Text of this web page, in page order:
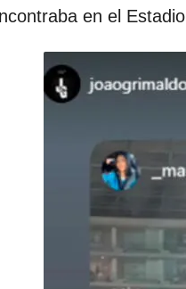
en el